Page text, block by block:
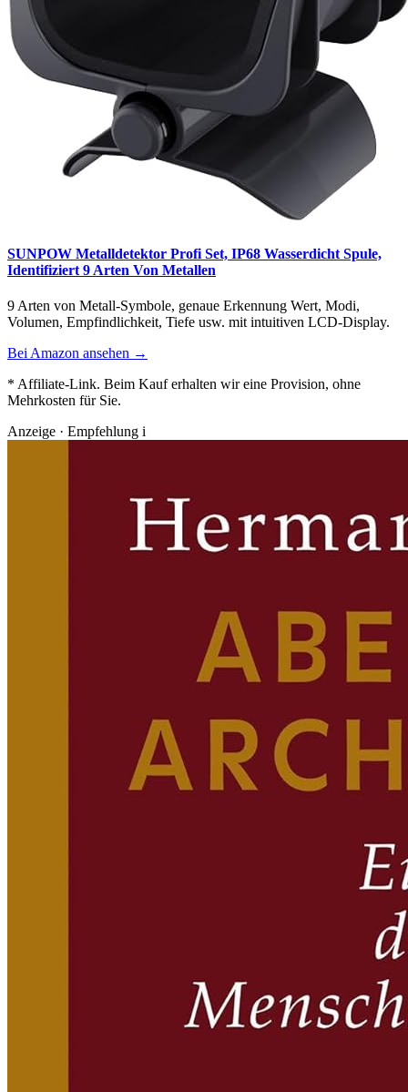
SUNPOW Metalldetektor Profi Set, IP68 Wasserdicht Spule,
Identifiziert 9 Arten Von Metallen
9 Arten von Metall-Symbole, genaue Erkennung Wert, Modi,
Volumen, Empfindlichkeit, Tiefe usw. mit intuitiven LCD-Display.
Bei Amazon ansehen →
* Affiliate-Link. Beim Kauf erhalten wir eine Provision, ohne
Mehrkosten für Sie.
Anzeige · Empfehlung i